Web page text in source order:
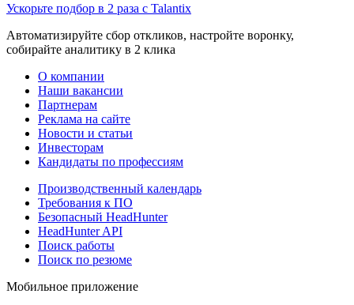
Ускорьте подбор в 2 раза с Talantix
Автоматизируйте сбор откликов, настройте воронку,
собирайте аналитику в 2 клика
О компании
Наши вакансии
Партнерам
Реклама на сайте
Новости и статьи
Инвесторам
Кандидаты по профессиям
Производственный календарь
Требования к ПО
Безопасный HeadHunter
HeadHunter API
Поиск работы
Поиск по резюме
Мобильное приложение